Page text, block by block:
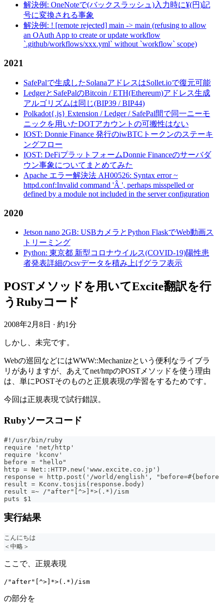
解決例: OneNoteで(バックスラッシュ)入力時に¥(円)記
号に変換される事象
解決例: ! [remote rejected] main -> main (refusing to allow
an OAuth App to create or update workflow
`.github/workflows/xxx.yml` without `workflow` scope)
2021
SafePalで生成したSolanaアドレスはSollet.ioで復元可能
LedgerとSafePalのBitcoin / ETH(Ethereum)アドレス生成
アルゴリズムは同じ(BIP39 / BIP44)
Polkadot{.js} Extension / Ledger / SafePal間で同一ニーモ
ニックを用いたDOTアカウントの可搬性はない
IOST: Donnie Finance 発行のiwBTCトークンのステーキ
ングフロー
IOST: DeFiプラットフォームDonnie Financeのサーバダ
ウン事象についてまとめてみた
Apache エラー解決法 AH00526: Syntax error ~
httpd.conf:Invalid command 'Â ', perhaps misspelled or
defined by a module not included in the server configuration
2020
Jetson nano 2GB: USBカメラとPython FlaskでWeb動画ス
トリーミング
Python: 東京都 新型コロナウイルス(COVID-19)陽性患
者発表詳細のcsvデータを積み上げグラフ表示
POSTメソッドを用いてExcite翻訳を行
うRubyコード
2008年2月8日 · 約1分
しかし、未完です。
Webの巡回などにはWWW::Mechanizeという便利なライブラ
リがありますが、あえてnet/httpのPOSTメソッドを使う理由
は、単にPOSTそのものと正規表現の学習をするためです。
今回は正規表現で試行錯誤。
Rubyソースコード
#!/usr/bin/ruby
require 'net/http'
require 'kconv'
before = "hello"
http = Net::HTTP.new('www.excite.co.jp')
response = http.post('/world/english',
result = Kconv.tosjis(response.body)
result =~ /"after"[^>]*>(.*)/ism
puts $1
実行結果
こんにちは
＜中略＞
ここで、正規表現
/"after"[^>]*>(.*)/ism
の部分を